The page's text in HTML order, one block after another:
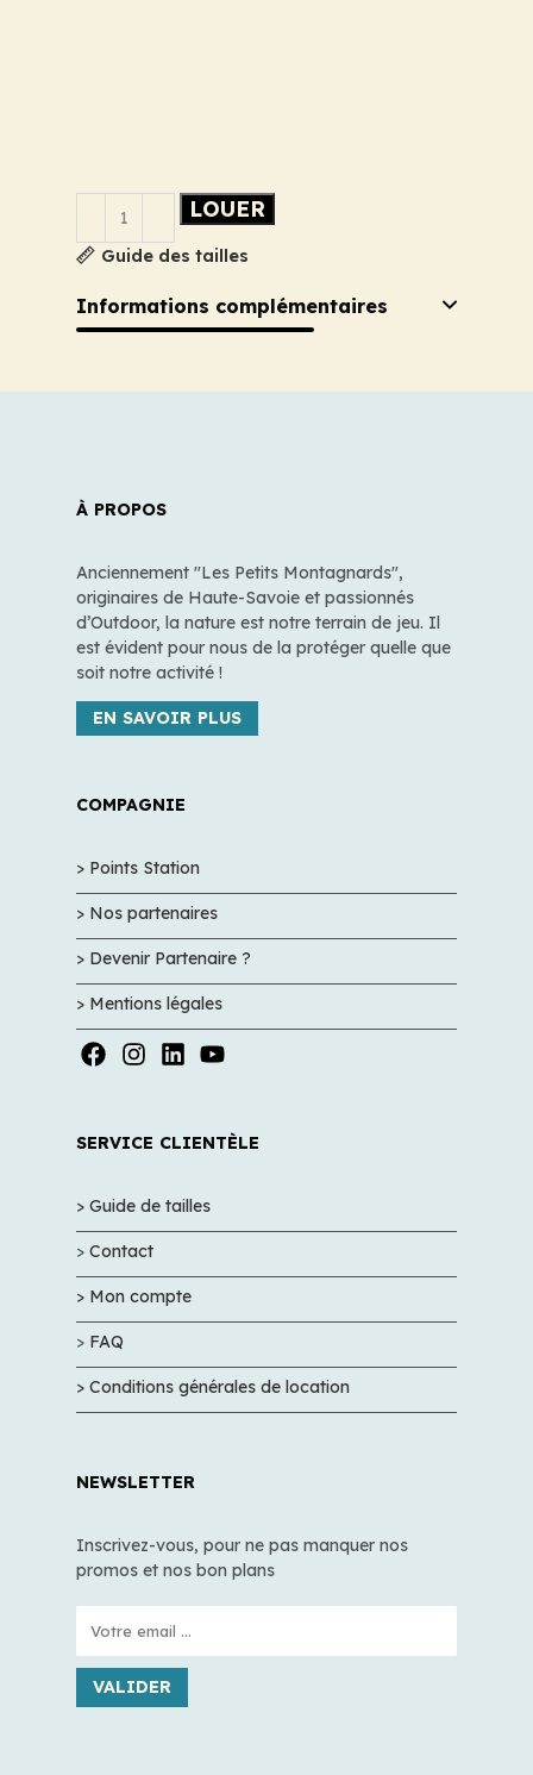
LOUER
Guide des tailles
Informations complémentaires
À PROPOS
Anciennement "Les Petits Montagnards",
originaires de Haute-Savoie et passionnés
d’Outdoor, la nature est notre terrain de jeu. Il
est évident pour nous de la protéger quelle que
soit notre activité !
EN SAVOIR PLUS
COMPAGNIE
> Points Station
> Nos partenaires
> Devenir Partenaire ?
> Mentions légales
SERVICE CLIENTÈLE
> Guide de tailles
> Contact
> Mon compte
> FAQ
> Conditions générales de location
NEWSLETTER
Inscrivez-vous, pour ne pas manquer nos
promos et nos bon plans
VALIDER